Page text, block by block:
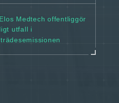
Medtech offentliggör
utfall i